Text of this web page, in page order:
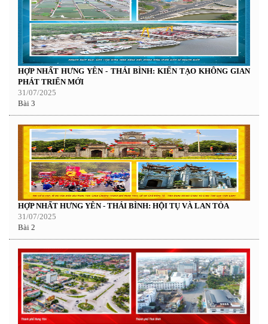
HỢP NHẤT HƯNG YÊN - THÁI BÌNH: KIẾN TẠO KHÔNG GIAN
PHÁT TRIỂN MỚI
31/07/2025
Bài 3
HỢP NHẤT HƯNG YÊN - THÁI BÌNH: HỘI TỤ VÀ LAN TỎA
31/07/2025
Bài 2